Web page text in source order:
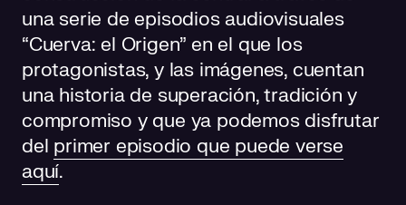
una serie de episodios audiovisuales
“Cuerva: el Origen” en el que los
protagonistas, y las imágenes, cuentan
una historia de superación, tradición y
compromiso y que ya podemos disfrutar
del primer episodio que puede verse
aquí.